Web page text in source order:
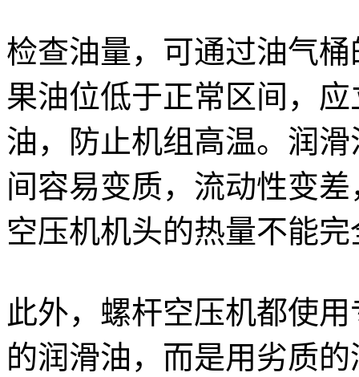
检查油量，可通过油气
果油位低于正常区间，
油，防止机组高温。润
间容易变质，流动性变
空压机机头的热量不能
此外，螺杆空压机都使
的润滑油，而是用劣质